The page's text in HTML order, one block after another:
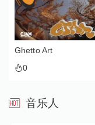
Ghetto Art
0
音乐人